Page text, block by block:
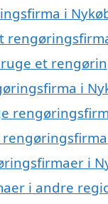
i
et
i
i
i andre